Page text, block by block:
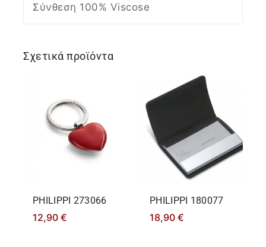
Σύνθεση 100% Viscose
Σχετικά προϊόντα
PHILIPPΙ 273066
12,90 €
PHILIPPΙ 180077
18,90 €